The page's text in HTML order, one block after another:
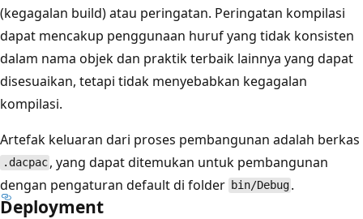
(kegagalan build) atau peringatan. Peringatan kompilasi
dapat mencakup penggunaan huruf yang tidak konsisten
dalam nama objek dan praktik terbaik lainnya yang dapat
disesuaikan, tetapi tidak menyebabkan kegagalan
kompilasi.
Artefak keluaran dari proses pembangunan adalah berkas
.dacpac , yang dapat ditemukan untuk pembangunan
dengan pengaturan default di folder bin/Debug .
Deployment